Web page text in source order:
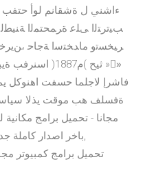
ﺐﻴﺗﺮﺘﻟا ﻰﻠﻋ ةﺮﻤﺤﺘﻤﻟا ﺔﻨﻴﻄﻟا
ﺮﻴﺨﺴﺗو ماﺪﺨﺘﺳا ﺔﺟﺎﺣ
ثيح )م1887(
ةفسلف هب موقت يذلا
مجانا - تحميل برامج مكانية
باخر اصدار كاملة